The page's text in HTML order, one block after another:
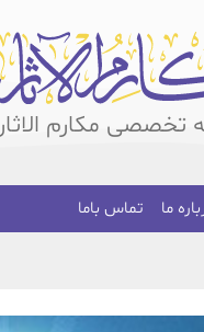
تخصصی مکارم الاثار
ما تماس باما